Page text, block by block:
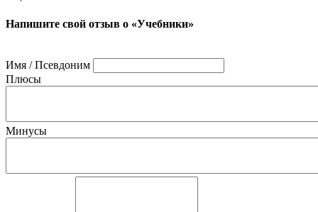
Напишите свой отзыв о «Учебники»
Имя / Псевдоним
Плюсы
Минусы